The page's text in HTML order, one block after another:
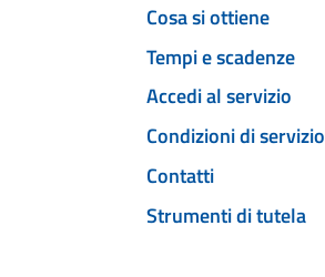
Cosa si ottiene
Tempi e scadenze
Accedi al servizio
Condizioni di servizio
Contatti
Strumenti di tutela